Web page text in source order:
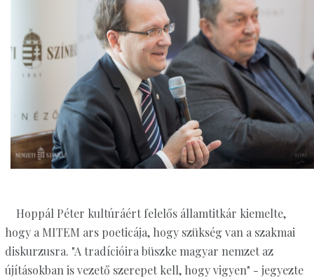
Hoppál Péter kultúráért felelős államtitkár kiemelte,
hogy a MITEM ars poeticája, hogy szükség van a szakmai
diskurzusra. "A tradícióira büszke magyar nemzet az
újításokban is vezető szerepet kell, hogy vigyen" - jegyezte